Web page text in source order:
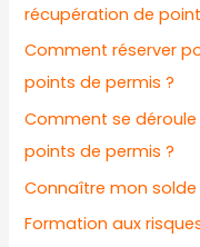
récupération de
Comment réserver
points de permis ?
Comment se
points de permis ?
Connaître mon
Formation aux